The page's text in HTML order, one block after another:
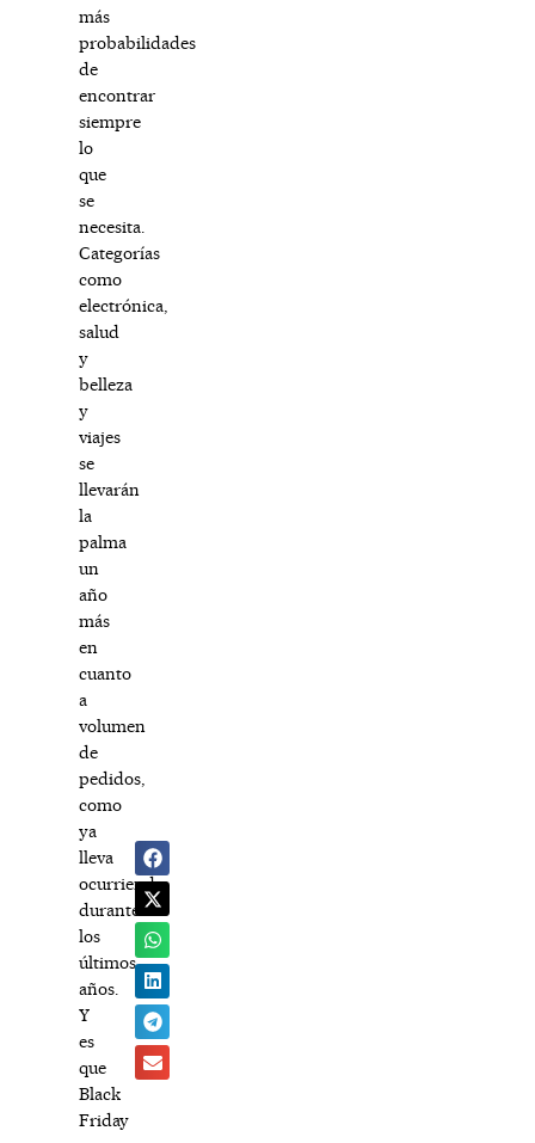
más
probabilidades
de
encontrar
siempre
lo
que
se
necesita.
Categorías
como
electrónica,
salud
y
belleza
y
viajes
se
llevarán
la
palma
un
año
más
en
cuanto
a
volumen
de
pedidos,
como
ya
lleva
ocurriendo
durante
los
últimos
años.
Y
es
que
Black
Friday